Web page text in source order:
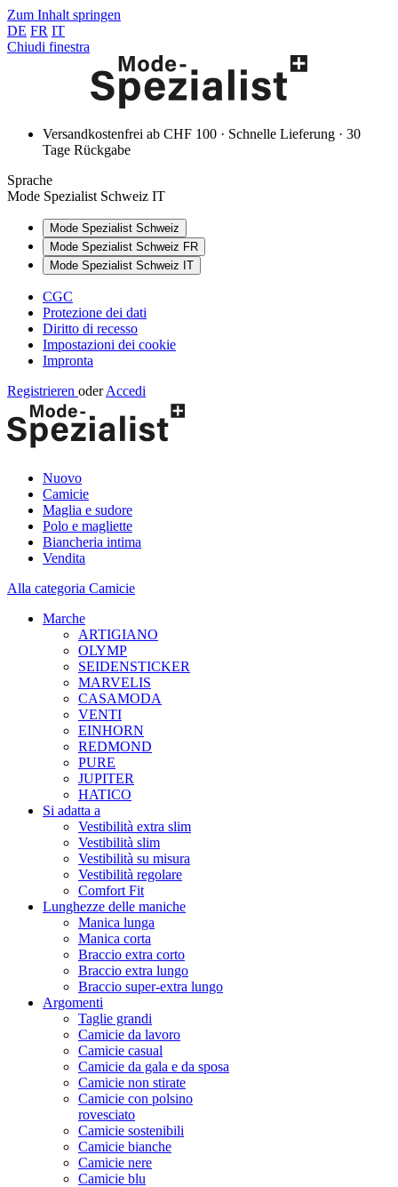
Zum Inhalt springen
DE FR IT
Chiudi finestra
Versandkostenfrei ab CHF 100 · Schnelle Lieferung · 30
Tage Rückgabe
Sprache
Mode Spezialist Schweiz IT
Mode Spezialist Schweiz
Mode Spezialist Schweiz FR
Mode Spezialist Schweiz IT
CGC
Protezione dei dati
Diritto di recesso
Impostazioni dei cookie
Impronta
Registrieren oder Accedi
Nuovo
Camicie
Maglia e sudore
Polo e magliette
Biancheria intima
Vendita
Alla categoria Camicie
Marche
ARTIGIANO
OLYMP
SEIDENSTICKER
MARVELIS
CASAMODA
VENTI
EINHORN
REDMOND
PURE
JUPITER
HATICO
Si adatta a
Vestibilità extra slim
Vestibilità slim
Vestibilità su misura
Vestibilità regolare
Comfort Fit
Lunghezze delle maniche
Manica lunga
Manica corta
Braccio extra corto
Braccio extra lungo
Braccio super-extra lungo
Argomenti
Taglie grandi
Camicie da lavoro
Camicie casual
Camicie da gala e da sposa
Camicie non stirate
Camicie con polsino
rovesciato
Camicie sostenibili
Camicie bianche
Camicie nere
Camicie blu